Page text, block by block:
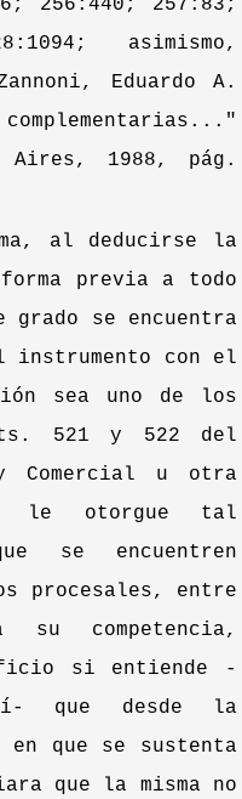
256:440; 257:83;
asimismo,
Eduardo A.
Aires, 1988, pág.
al deducirse la
previa a todo
se encuentra
instrumento con el
sea uno de los
521 y 522 del
Comercial u otra
le otorgue tal
se encuentren
procesales, entre
competencia,
si entiende -
que desde la
en que se sustenta
que la misma no